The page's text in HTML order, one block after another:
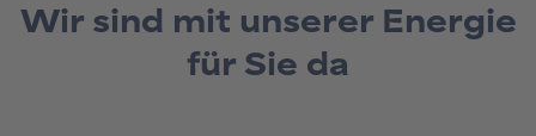
Wir sind mit unserer Energie
für Sie da